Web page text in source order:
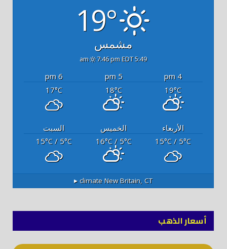
19°
مشمس
5:49 am
7:46 pm EDT
4 pm
5 pm
6 pm
19°C
18°C
17°C
الأربعاء الخميس
السبت
15°C / 5°C
16°C/ 5°C
15°C/ 5°C
New Britain, CT
أسعار الذهب